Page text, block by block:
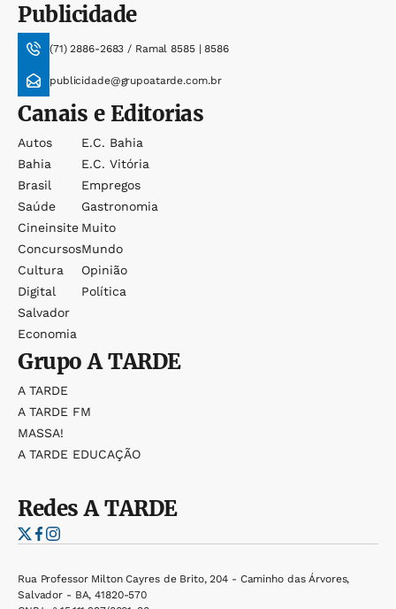
Publicidade
(71) 2886-2683 / Ramal 8585 | 8586
publicidade@grupoatarde.com.br
Canais e Editorias
Autos
Bahia
Brasil
Saúde
Cineinsite
Concursos
Cultura
Digital
Salvador
Economia
E.c. Bahia
E.c. Vitória
Empregos
Gastronomia
Muito
Mundo
Opinião
Política
GrupoA TARDE
A TARDE
A TARDE FM
MASSA!
A TARDE EDUCAÇÃO
RedesA TARDE
Rua Professor Milton Cayres de Brito, 204 - Caminho das Árvores,
Salvador - BA, 41820-570